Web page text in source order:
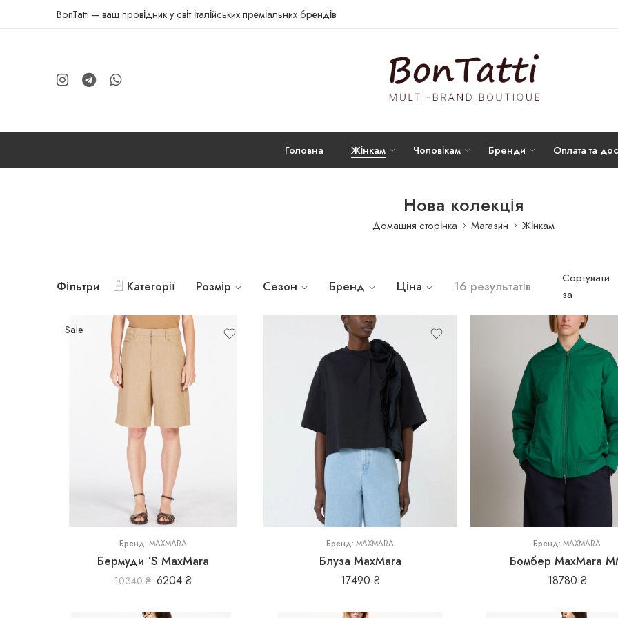
BonTatti – ваш провідник у світ італійських преміальних брендів
Головна Жінкам Чоловікам Бренди Оплата та
Нова колекція
Домашня сторінка Магазин Жінкам
Фільтри Категорії Розмір Сезон Бренд Ціна 16 результатів
Сортувати
за
Sale
Бренд: MAXMARA
Бермуди ‘S MaxMara
10340₴ 6204 ₴
Бренд: MAXMARA
Блуза MaxMara
17490 ₴
Бренд: MAXMARA
Бомбер MaxMara
18780 ₴